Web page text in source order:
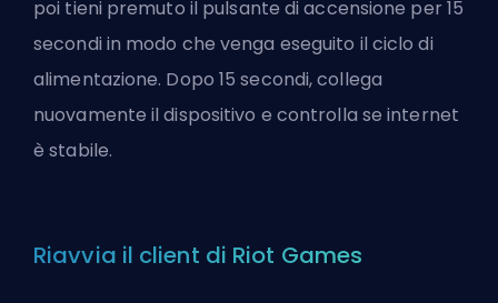
poi tieni premuto il pulsante di accensione per 15
secondi in modo che venga eseguito il ciclo di
alimentazione. Dopo 15 secondi, collega
nuovamente il dispositivo e controlla se internet
è stabile.
Riavvia il client di Riot Games